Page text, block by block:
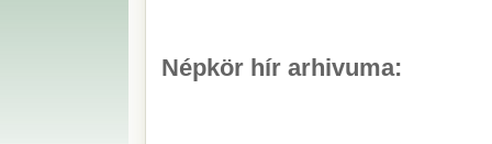
Népkör hír arhivuma: